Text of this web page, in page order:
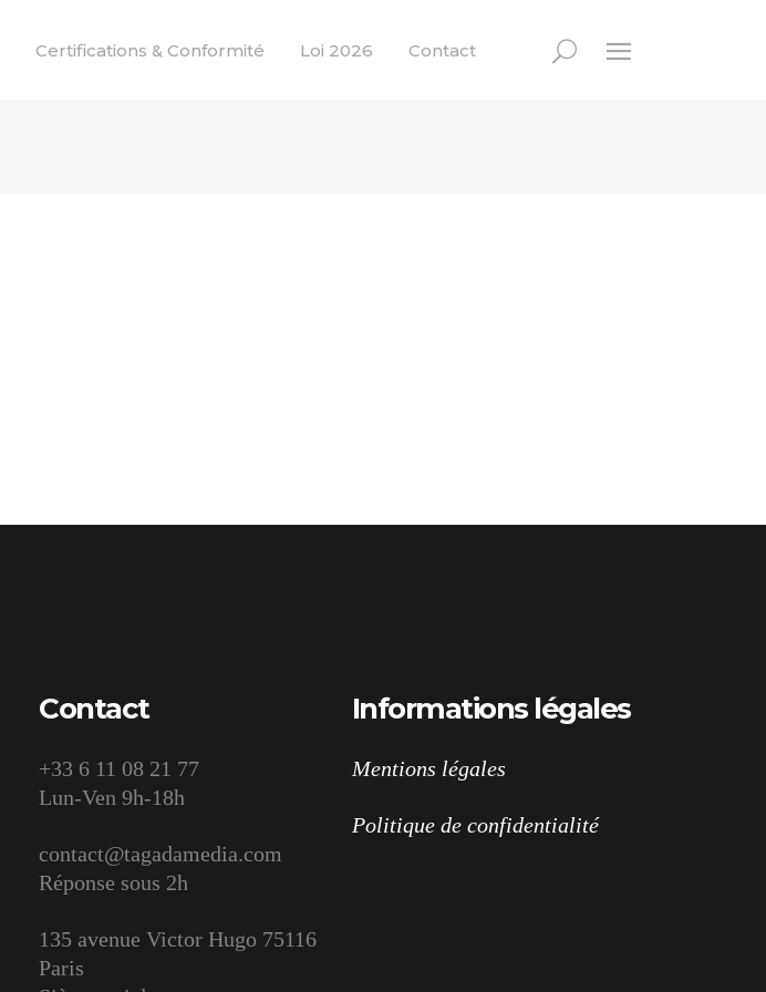
Certifications & Conformité Loi 2026 Contact
Contact
+33 6 11 08 21 77
Lun-Ven 9h-18h
contact@tagadamedia.com
Réponse sous 2h
135 avenue Victor Hugo 75116
Paris
Informations légales
Mentions légales
Politique de confidentialité